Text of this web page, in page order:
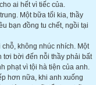
ai hết vì tiếc của.
Một bữa tối kia, thầy
bạn đồng tu chết, ngồi tại
không nhúc nhích. Một
tơi bời đến nỗi thầy phải bất
phạt vì tội hà tiện của anh.
hơn nữa, khi anh xuống